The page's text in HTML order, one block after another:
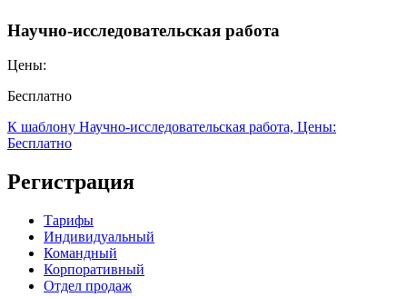
Научно-исследовательская работа
Цены:
Бесплатно
К шаблону Научно-исследовательская работа, Цены:
Бесплатно
Регистрация
Тарифы
Индивидуальный
Командный
Корпоративный
Отдел продаж